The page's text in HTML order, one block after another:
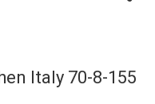
Italy 70-8-155